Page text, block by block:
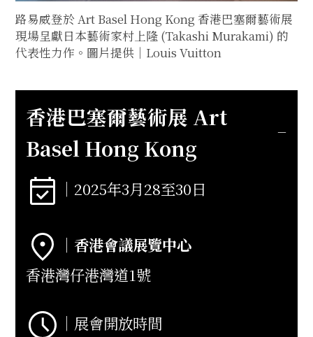
路易威登於 Art Basel Hong Kong 香港巴塞爾藝術展
現場呈獻日本藝術家村上隆 (Takashi Murakami) 的
代表性力作。圖片提供｜Louis Vuitton
香港巴塞爾藝術展 Art
Basel Hong Kong
｜2025年3月28至30日
｜香港會議展覽中心
香港灣仔港灣道1號
​​​​​​​​​​​​​​｜展會開放時間